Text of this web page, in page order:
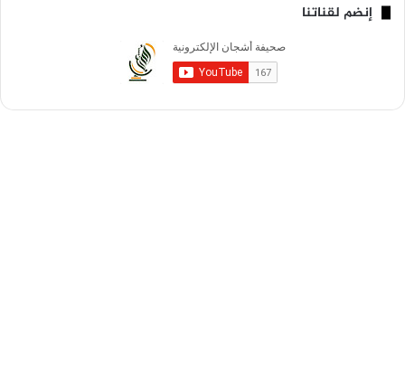
إنضم لقناتنا